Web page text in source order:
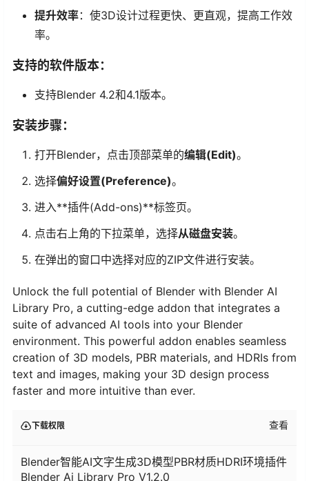
提升效率：使3D设计过程更快、更直观，提高工作效
率。
支持的软件版本：
支持Blender 4.2和4.1版本。
安装步骤：
打开Blender，点击顶部菜单的编辑(Edit)。
选择偏好设置(Preference)。
进入**插件(Add-ons)**标签页。
点击右上角的下拉菜单，选择从磁盘安装。
在弹出的窗口中选择对应的ZIP文件进行安装。
Unlock the full potential of Blender with Blender AI
Library Pro, a cutting-edge addon that integrates a
suite of advanced AI tools into your Blender
environment. This powerful addon enables seamless
creation of 3D models, PBR materials, and HDRIs from
text and images, making your 3D design process
faster and more intuitive than ever.
下载权限 查看
Blender智能AI文字生成3D模型PBR材质HDRI环境插件
Blender Ai Library Pro V1.2.0